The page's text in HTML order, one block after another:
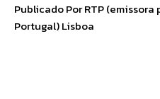
Publicado Por RTP
Portugal) Lisboa